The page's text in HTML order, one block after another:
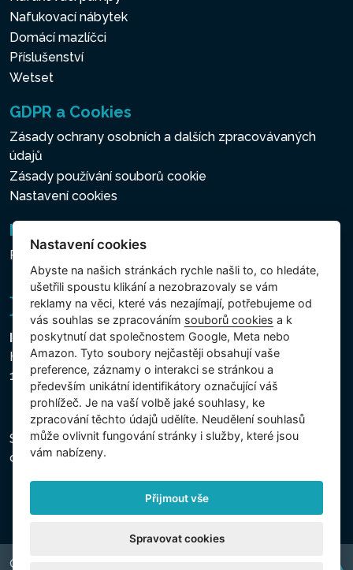
Nafukovací nábytek
Domácí mazlíčci
Příslušenství
Wetset
GDPR a Cookies
Zásady ochrany osobních a dalších zpracovávaných
údajů
Zásady používání souborů cookie
Nastavení cookies
Newsletter
Přihlášení k odběru novinek
Intex Trading, s.r.o.
Hradecká 2526/3
130 00 Praha 3 - Česká republika
Společnost je zapsána u Městského soudu v Praze,
oddíl C, vložka 74759, IČ 26150808, DIČ CZ26150808.
Copyright © 2026 INTEX TRADING s.r.o. Všechna práva
Nastavení cookies
Abyste na našich stránkách rychle našli to, co hledáte,
ušetřili spoustu klikání a nezobrazovaly se vám
reklamy na věci, které vás nezajímají, potřebujeme od
vás souhlas se zpracováním souborů cookies a k
poskytnutí dat společnostem Google, Meta nebo
Amazon. Tyto soubory nejčastěji obsahují vaše
preference, záznamy o interakci se stránkou a
především unikátní identifikátory označující váš
prohlížeč. Je na vaší volbě jaké souhlasy, ke
zpracování těchto údajů udělíte. Neudělení souhlasů
může ovlivnit fungování stránky i služby, které jsou
vám nabízeny.
Přijmout vše
Spravovat cookies